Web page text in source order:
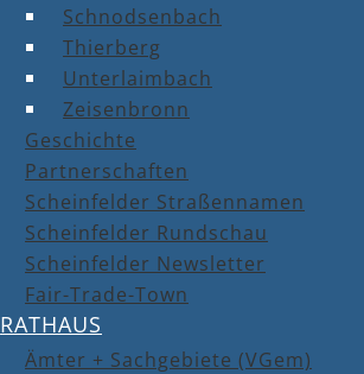
Schnodsenbach
Thierberg
Unterlaimbach
Zeisenbronn
Geschichte
Partnerschaften
Scheinfelder Straßennamen
Scheinfelder Rundschau
Scheinfelder Newsletter
Fair-Trade-Town
RATHAUS
Ämter + Sachgebiete (VGem)